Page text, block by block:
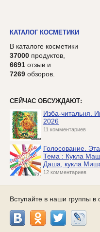
КАТАЛОГ КОСМЕТИКИ
В каталоге косметики
37000 продуктов,
6691 отзыв и
7269 обзоров.
СЕЙЧАС ОБСУЖДАЮТ:
Изба-читальня.
2026
11 комментариев
Голосование.
Тема : Кукла
Даша, кукла
12 комментариев
Вступайте в наши группы в